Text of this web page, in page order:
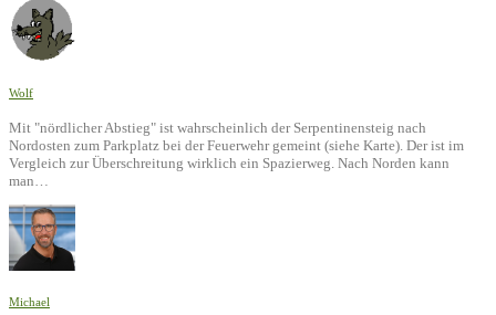
Wolf
Mit "nördlicher Abstieg" ist wahrscheinlich der Serpentinensteig nach
Nordosten zum Parkplatz bei der Feuerwehr gemeint (siehe Karte). Der ist im
Vergleich zur Überschreitung wirklich ein Spazierweg. Nach Norden kann
man…
Michael